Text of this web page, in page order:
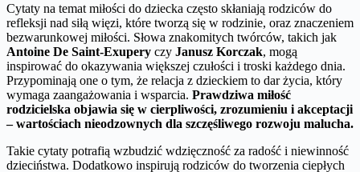
Cytaty na temat miłości do dziecka często skłaniają rodziców do
refleksji nad siłą więzi, które tworzą się w rodzinie, oraz znaczeniem
bezwarunkowej miłości. Słowa znakomitych twórców, takich jak
Antoine De Saint-Exupery czy Janusz Korczak, mogą
inspirować do okazywania większej czułości i troski każdego dnia.
Przypominają one o tym, że relacja z dzieckiem to dar życia, który
wymaga zaangażowania i wsparcia. Prawdziwa miłość
rodzicielska objawia się w cierpliwości, zrozumieniu i akceptacji
– wartościach nieodzownych dla szczęśliwego rozwoju malucha.
Takie cytaty potrafią wzbudzić wdzięczność za radość i niewinność
dzieciństwa. Dodatkowo inspirują rodziców do tworzenia ciepłych